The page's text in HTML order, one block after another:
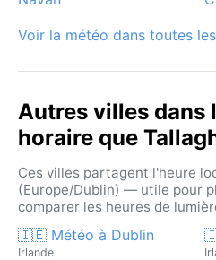
ciel irlandais est un spectacle
imprévisible.
Voir la météo dans toutes
Autres villes dans
horaire que
Ces villes partagent l'heure
(Europe/Dublin) — utile pour
comparer les heures de
🇮🇪 Météo à Dublin
Irlande